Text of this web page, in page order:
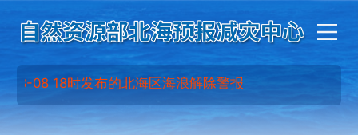
18时发布的北海区海浪解除警报